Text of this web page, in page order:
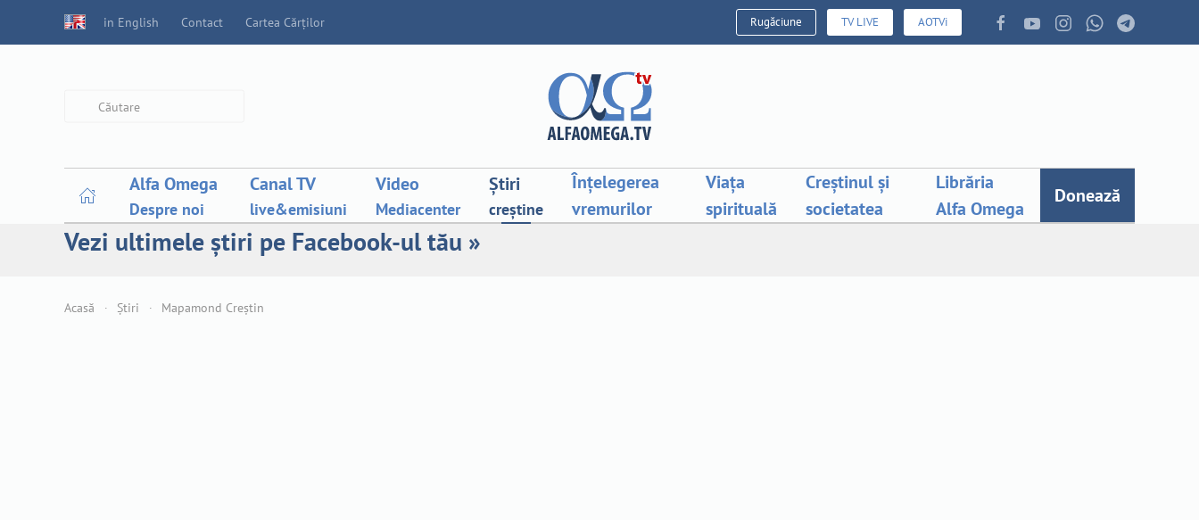
in English Contact Cartea Cărților Rugăciune TV LIVE AOTVi
Alfa Omega
Despre noi
Canal TV
live&emisiuni
Video
Mediacenter
Știri
creștine
Înțelegerea
vremurilor
Viața
spirituală
Creștinul și
societatea
Librăria
Alfa Omega
Donează
Vezi ultimele știri pe Facebook-ul tău »
Acasă Știri Mapamond Creștin